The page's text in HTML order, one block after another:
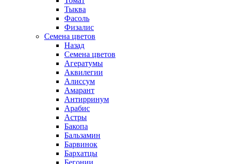
Тыква
Фасоль
Физалис
Семена цветов
Назад
Семена цветов
Агератумы
Аквилегии
Алиссум
Амарант
Антирринум
Арабис
Астры
Бакопа
Бальзамин
Барвинок
Бархатцы
Бегонии